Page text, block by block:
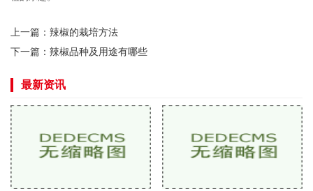
上一篇： 辣椒的栽培方法
下一篇： 辣椒品种及用途有哪些
最新资讯